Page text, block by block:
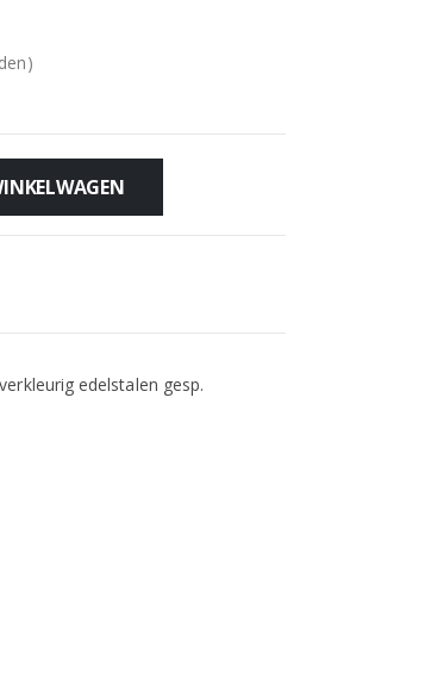
edelstalen gesp.